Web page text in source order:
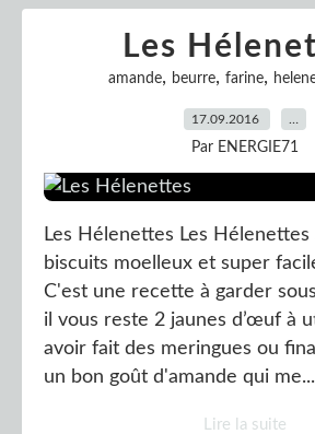
Les
amande, beurre, farine,
17.09.2016
Par ENERGIE71
Les Hélenettes Les Hélenettes
biscuits moelleux et super
C'est une recette à garder
il vous reste 2 jaunes d’œuf à
avoir fait des meringues ou
un bon goût d'amande qui me...
Lire la suite